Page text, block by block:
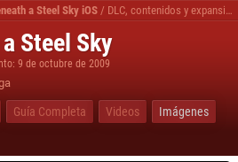
a Steel Sky iOS / DLC, contenidos y expansiones Beneath a Steel Sky iOS
Steel Sky
9 de octubre de 2009
Guía Completa Videos
Imágenes